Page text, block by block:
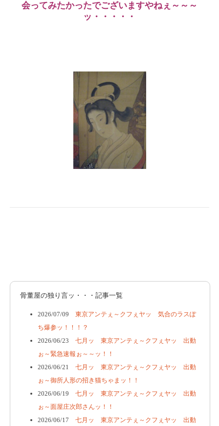
会ってみたかったでございますやねぇ～～～
ッ・・・・・
骨董屋の独り言ッ・・・記事一覧
2026/07/09 東京アンテぇ～クフぇヤッ 気合のラスぽ
ち爆参ッ！！！？
2026/06/23 七月ッ 東京アンテぇ～クフぇヤッ 出動
ぉ～緊急速報ぉ～～ッ！！
2026/06/21 七月ッ 東京アンテぇ～クフぇヤッ 出動
ぉ～御所人形の招き猫ちゃまッ！！
2026/06/19 七月ッ 東京アンテぇ～クフぇヤッ 出動
ぉ～面屋庄次郎さんッ！！
2026/06/17 七月ッ 東京アンテぇ～クフぇヤッ 出動